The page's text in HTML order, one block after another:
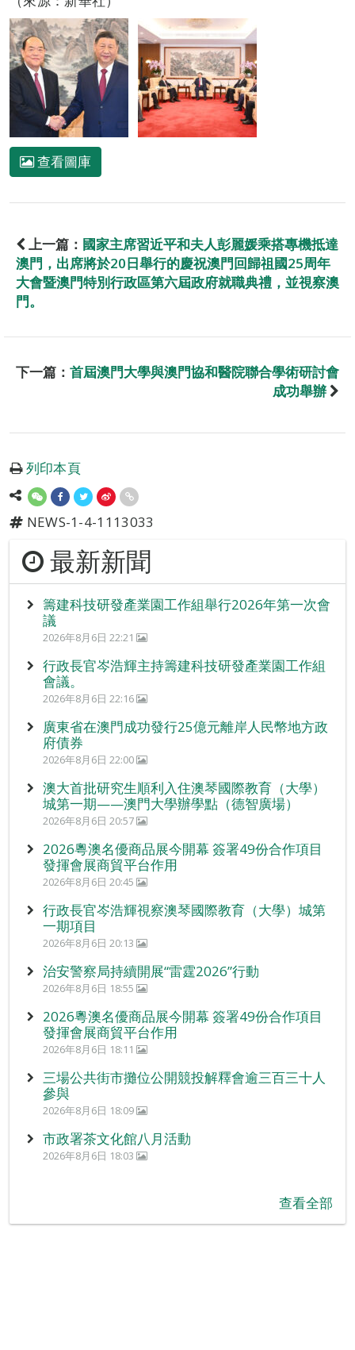
查看圖庫
上一篇： 國家主席習近平和夫人彭麗媛乘搭專機抵達
澳門，出席將於20日舉行的慶祝澳門回歸祖國25周年
大會暨澳門特別行政區第六屆政府就職典禮，並視察澳
門。
下一篇： 首屆澳門大學與澳門協和醫院聯合學術研討會
成功舉辦
列印本頁
NEWS-1-4-1113033
最新新聞
籌建科技研發產業園工作組舉行2026年第一次會
議
2026年8月6日 22:21
行政長官岑浩輝主持籌建科技研發產業園工作組
會議。
2026年8月6日 22:16
廣東省在澳門成功發行25億元離岸人民幣地方政
府債券
2026年8月6日 22:00
澳大首批研究生順利入住澳琴國際教育（大學）
城第一期——澳門大學辦學點（德智廣場）
2026年8月6日 20:57
2026粵澳名優商品展今開幕 簽署49份合作項目
發揮會展商貿平台作用
2026年8月6日 20:45
行政長官岑浩輝視察澳琴國際教育（大學）城第
一期項目
2026年8月6日 20:13
治安警察局持續開展“雷霆2026”行動
2026年8月6日 18:55
2026粵澳名優商品展今開幕 簽署49份合作項目
發揮會展商貿平台作用
2026年8月6日 18:11
三場公共街市攤位公開競投解釋會逾三百三十人
參與
2026年8月6日 18:09
市政署茶文化館八月活動
2026年8月6日 18:03
查看全部